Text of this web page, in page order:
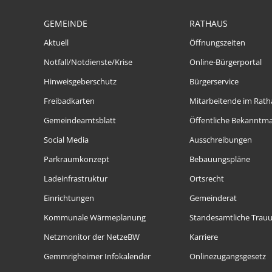
GEMEINDE
Aktuell
Notfall/Notdienste/Krise
Hinweisgeberschutz
Freibadkarten
Gemeindeamtsblatt
Social Media
Parkraumkonzept
Ladeinfrastruktur
Einrichtungen
Kommunale Wärmeplanung
Netzmonitor der NetzeBW
Gemmrigheimer Infokalender
RATHAUS
Öffnungszeiten
Online-Bürgerportal
Bürgerservice
Mitarbeitende im
Öffentliche
Ausschreibungen
Bebauungspläne
Ortsrecht
Gemeinderat
Standesamtliche
Karriere
Onlinezugangsgesetz